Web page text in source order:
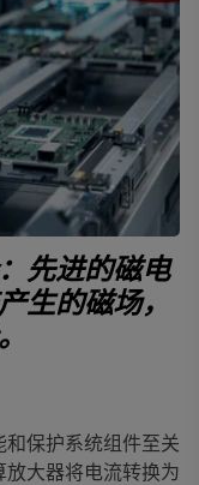
先进的磁电
生的磁场，
保护系统组件至关
大器将电流转换为